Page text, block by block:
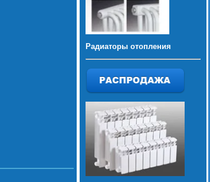
Радиаторы отопления